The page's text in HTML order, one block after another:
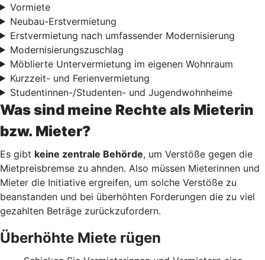
Vormiete
Neubau-Erstvermietung
Erstvermietung nach umfassender Modernisierung
Modernisierungszuschlag
Möblierte Untervermietung im eigenen Wohnraum
Kurzzeit- und Ferienvermietung
Studentinnen-/Studenten- und Jugendwohnheime
Was sind meine Rechte als Mieterin
bzw. Mieter?
Es gibt keine zentrale Behörde, um Verstöße gegen die
Mietpreisbremse zu ahnden. Also müssen Mieterinnen und
Mieter die Initiative ergreifen, um solche Verstöße zu
beanstanden und bei überhöhten Forderungen die zu viel
gezahlten Beträge zurückzufordern.
Überhöhte Miete rügen